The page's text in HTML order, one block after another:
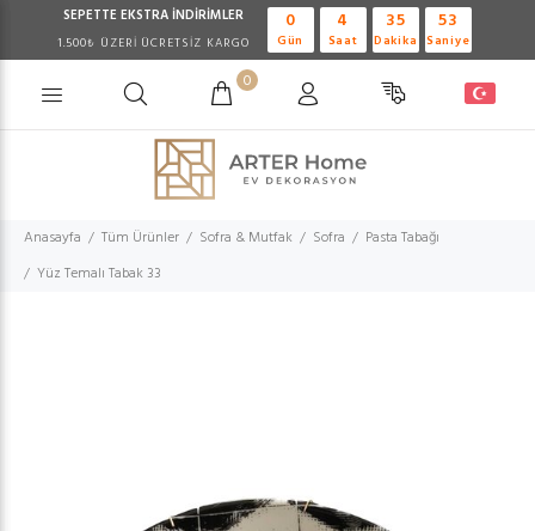
SEPETTE EKSTRA İNDİRİMLER
1.500₺ ÜZERİ ÜCRETSİZ KARGO
0
Gün
4
Saat
35
Dakika
53
Saniye
0
Anasayfa Tüm Ürünler Sofra & Mutfak Sofra
Pasta Tabağı
Yüz Temalı Tabak 33